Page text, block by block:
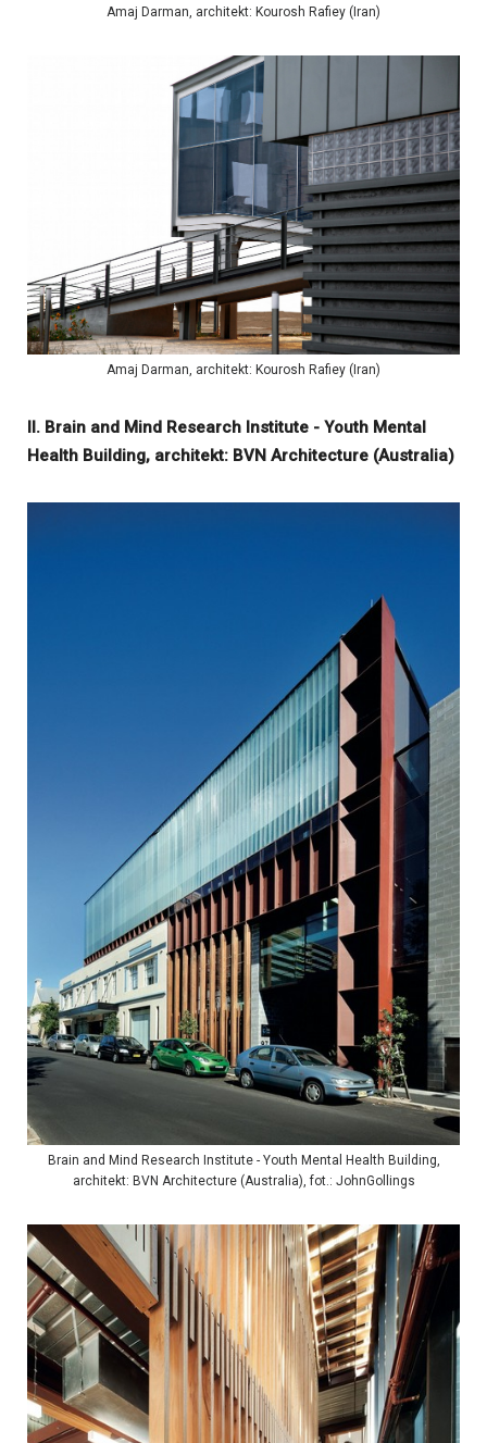
Amaj Darman, architekt: Kourosh Rafiey (Iran)
Amaj Darman, architekt: Kourosh Rafiey (Iran)
II. Brain and Mind Research Institute - Youth Mental
Health Building, architekt: BVN Architecture (Australia)
Brain and Mind Research Institute - Youth Mental Health Building,
architekt: BVN Architecture (Australia), fot.: JohnGollings